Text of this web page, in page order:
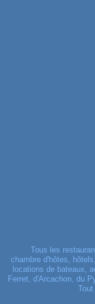
Tous les
chambre d'hôtes,
locations de bateaux,
Ferret, d'Arcachon, du